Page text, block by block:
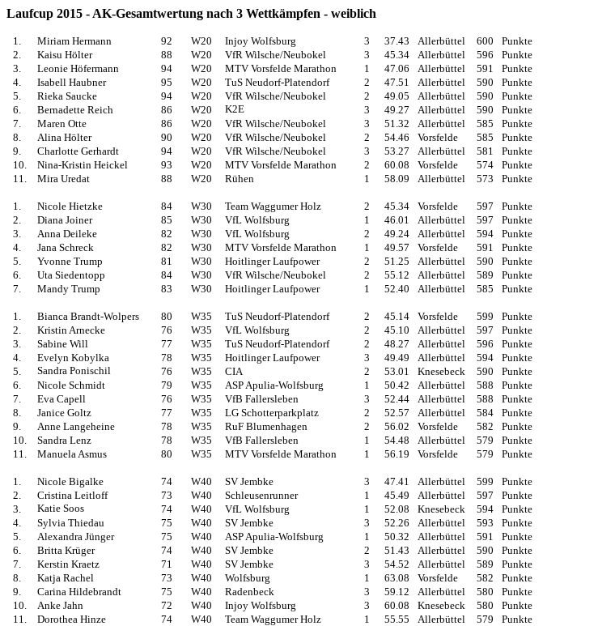
Laufcup 2015 - AK-Gesamtwertung nach 3 Wettkämpfen - weiblich
1. Miriam Hermann 92 W20 Injoy Wolfsburg 3 37.43 Allerbüttel 600
Punkte
2.
Kaisu Hölter 88 W20 VfR Wilsche/Neubokel 3 45.34 Allerbüttel 596
Punkte
3.
Leonie Höfermann 94 W20 MTV Vorsfelde Marathon 1 47.06 Allerbüttel 591
Punkte
4.
Isabell Haubner 95 W20 TuS Neudorf-Platendorf 2 47.51 Allerbüttel 590
Punkte
5.
Rieka Saucke 94 W20 VfR Wilsche/Neubokel 2 49.05 Allerbüttel 590
Punkte
6.
Bernadette Reich 86 W20 K2E 3 49.27 Allerbüttel 590
Punkte
7.
Maren Otte 86 W20 VfR Wilsche/Neubokel 3 51.32 Allerbüttel 585
Punkte
8.
Alina Hölter 90 W20 VfR Wilsche/Neubokel 2 54.46 Vorsfelde 585
Punkte
9.
Charlotte Gerhardt 94 W20 VfR Wilsche/Neubokel 3 53.27 Allerbüttel 581
Punkte
10.
Nina-Kristin Heickel 93 W20 MTV Vorsfelde Marathon 2 60.08 Vorsfelde 574
Punkte
11.
Mira Uredat 88 W20 Rühen 1 58.09 Allerbüttel 573 Punkte
1. Nicole Hietzke 84 W30 Team Waggumer Holz 2 45.34 Vorsfelde 597
Punkte
2.
Diana Joiner 85 W30 VfL Wolfsburg 1 46.01 Allerbüttel 597
Punkte
3.
Anna Deileke 82 W30 VfL Wolfsburg 2 49.24 Allerbüttel 594
Punkte
4.
Jana Schreck 82 W30 MTV Vorsfelde Marathon 1 49.57 Vorsfelde 591
Punkte
5.
Yvonne Trump 81 W30 Hoitlinger Laufpower 2 51.25 Allerbüttel 590
Punkte
6.
Uta Siedentopp 84 W30 VfR Wilsche/Neubokel 2 55.12 Allerbüttel 589
Punkte
7.
Mandy Trump 83 W30 Hoitlinger Laufpower 1 52.40 Allerbüttel 585 Punkte
1. Bianca Brandt-Wolpers 80 W35 TuS Neudorf-Platendorf 2 45.14 Vorsfelde 599
Punkte
2.
Kristin Arnecke 76 W35 VfL Wolfsburg 2 45.10 Allerbüttel 597
Punkte
3.
Sabine Will 77 W35 TuS Neudorf-Platendorf 2 48.27 Allerbüttel 596
Punkte
4.
Evelyn Kobylka 78 W35 Hoitlinger Laufpower 3 49.49 Allerbüttel 594
Punkte
5.
Sandra Ponischil 76 W35 CIA 2 53.01 Knesebeck 590
Punkte
6.
Nicole Schmidt 79 W35 ASP Apulia-Wolfsburg 1 50.42 Allerbüttel 588
Punkte
7.
Eva Capell 76 W35 VfB Fallersleben 3 52.44 Allerbüttel 588
Punkte
8.
Janice Goltz 77 W35 LG Schotterparkplatz 2 52.57 Allerbüttel 584
Punkte
9.
Anne Langeheine 78 W35 RuF Blumenhagen 2 56.02 Vorsfelde 582
Punkte
10.
Sandra Lenz 78 W35 VfB Fallersleben 1 54.48 Allerbüttel 579
Punkte
11.
Manuela Asmus 80 W35 MTV Vorsfelde Marathon 1 56.19 Vorsfelde 579 Punkte
1. Nicole Bigalke 74 W40 SV Jembke 3 47.41 Allerbüttel 599
Punkte
2.
Cristina Leitloff 73 W40 Schleusenrunner 1 45.49 Allerbüttel 597
Punkte
3.
Katie Soos 74 W40 VfL Wolfsburg 1 52.08 Knesebeck 594
Punkte
4.
Sylvia Thiedau 75 W40 SV Jembke 3 52.26 Allerbüttel 593
Punkte
5.
Alexandra Jünger 75 W40 ASP Apulia-Wolfsburg 1 50.32 Allerbüttel 591
Punkte
6.
Britta Krüger 74 W40 SV Jembke 2 51.43 Allerbüttel 590
Punkte
7.
Kerstin Kraetz 71 W40 SV Jembke 3 54.52 Allerbüttel 589
Punkte
8.
Katja Rachel 73 W40 Wolfsburg 1 63.08 Vorsfelde 582
Punkte
9.
Carina Hildebrandt 75 W40 Radenbeck 3 59.12 Allerbüttel 580
Punkte
10.
Anke Jahn 72 W40 Injoy Wolfsburg 3 60.08 Knesebeck 580
Punkte
11.
Dorothea Hinze 74 W40 Team Waggumer Holz 1 55.55 Allerbüttel 579
Punkte